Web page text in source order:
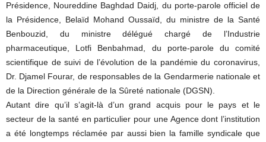
Présidence, Noureddine Baghdad Daidj, du porte-parole officiel de
la Présidence, Belaïd Mohand Oussaïd, du ministre de la Santé
Benbouzid, du ministre délégué chargé de l’Industrie
pharmaceutique, Lotfi Benbahmad, du porte-parole du comité
scientifique de suivi de l’évolution de la pandémie du coronavirus,
Dr. Djamel Fourar, de responsables de la Gendarmerie nationale et
de la Direction générale de la Sûreté nationale (DGSN).
Autant dire qu’il s’agit-là d’un grand acquis pour le pays et le
secteur de la santé en particulier pour une Agence dont l’institution
a été longtemps réclamée par aussi bien la famille syndicale que